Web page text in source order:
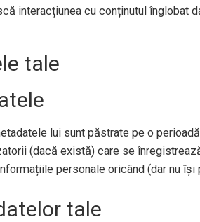
interacțiunea cu conținutul înglobat
tale
lui sunt păstrate pe o
(dacă există) care se
personale oricând (dar nu
tale